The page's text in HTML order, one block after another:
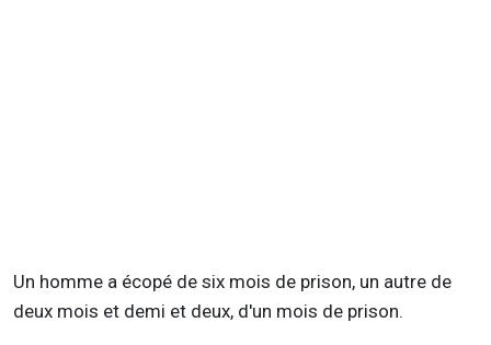
Un homme a écopé de six mois de prison, un autre de
deux mois et demi et deux, d'un mois de prison.